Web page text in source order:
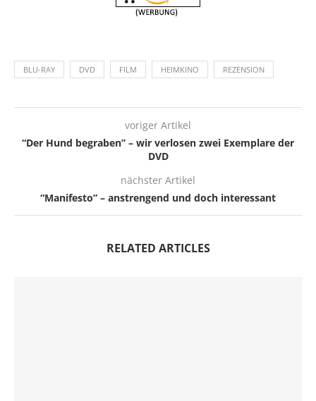
BLU-RAY DVD FILM HEIMKINO REZENSION
voriger Artikel
“Der Hund begraben” – wir verlosen zwei Exemplare der
DVD
nächster Artikel
“Manifesto” – anstrengend und doch interessant
RELATED ARTICLES